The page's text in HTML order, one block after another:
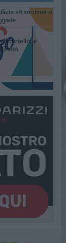
straordinaria
il cartellone